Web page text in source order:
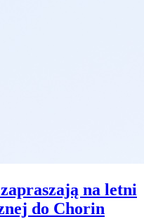
na letni
do Chorin